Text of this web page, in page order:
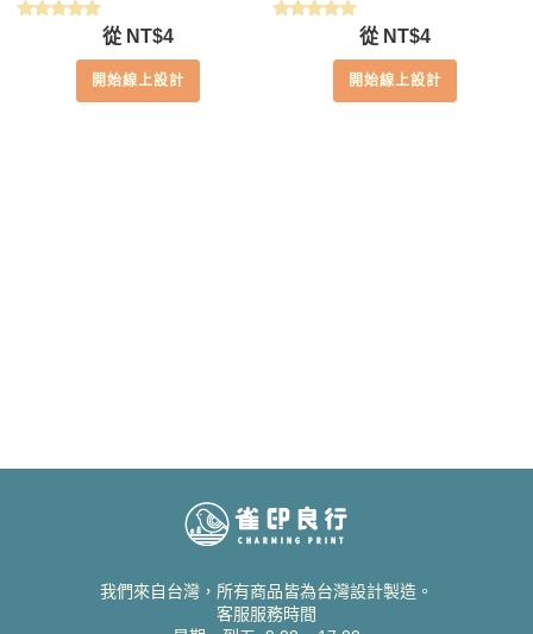
滿分 5
從 NT$4
開始線上設計
滿分 5
從 NT$4
開始線上設計
我們來自台灣，所有商品皆為台灣設計製造。
客服服務時間